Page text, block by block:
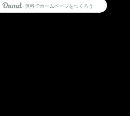
AmebaOwnd
無料でホームページをつくろう